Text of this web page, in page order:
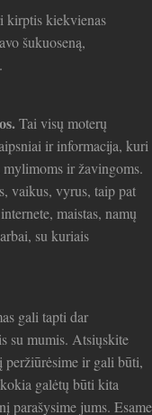
kiekvienas
šukuoseną,
Tai visų moterų
ir informacija, kuri
ir žavingoms.
vaikus, vyrus, taip pat
maistas, namų
su kuriais
gali tapti dar
su mumis. Atsiųskite
peržiūrėsime ir gali būti,
galėtų būti kita
parašysime jums. Esame